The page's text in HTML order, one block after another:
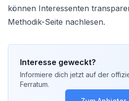
können Interessenten
Methodik-Seite nachlesen.
Interesse geweckt?
Informiere dich jetzt auf der
Ferratum.